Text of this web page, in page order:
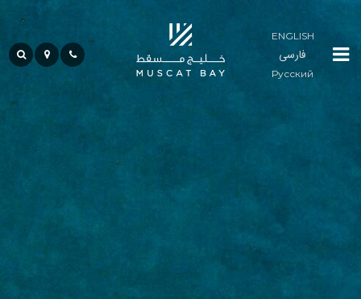
ENGLISH
فارسی
Русский
لوما
ريزيدنسز